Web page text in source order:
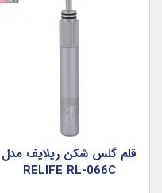
قلم گلس شکن ريلايف مدل
RELIFE RL-066C